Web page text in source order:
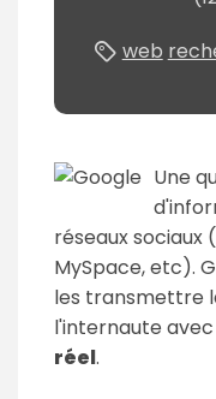
web
Une
réseaux sociaux
MySpace, etc).
les transmettre
l'internaute
réel.